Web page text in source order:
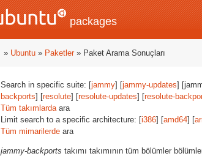
packages
» Ubuntu » Paketler» Paket Arama Sonuçları
Search in specific suite: [jammy] [jammy-updates]
backports] [resolute] [resolute-updates] [resolute-
Tüm takımlardaara
Limit search to a specific architecture: [i386] [amd64] [
Tüm mimarilerde ara
jammy-backports takımı takımının tüm bölümler